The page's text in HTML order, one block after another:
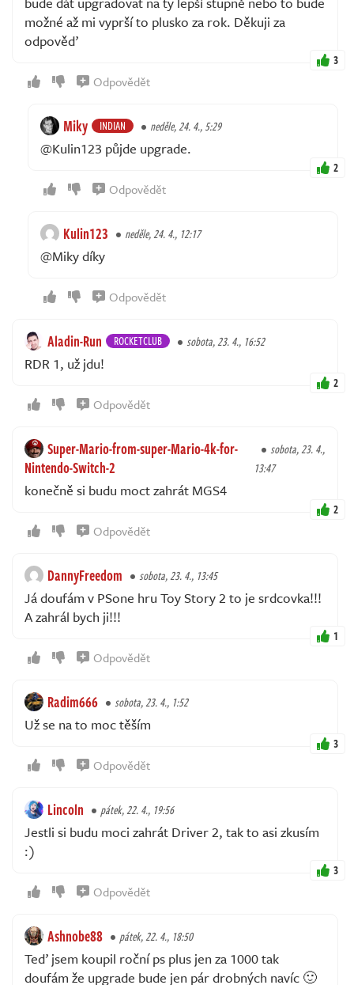
možné až mi vyprší to plusko za rok. Děkuji za
odpověď
3
Odpovědět
Miky INDIAN neděle, 24. 4., 5:29
@Kulin123 půjde upgrade.
2
Odpovědět
Kulin123 neděle, 24. 4., 12:17
@Miky díky
Odpovědět
Aladin-Run ROCKETCLUB sobota, 23. 4., 16:52
RDR 1, už jdu!
2
Odpovědět
Super-Mario-from-super-Mario-4k-for-
Nintendo-Switch-2
sobota, 23. 4.,
13:47
konečně si budu moct zahrát MGS4
2
Odpovědět
DannyFreedom sobota, 23. 4., 13:45
Já doufám v PSone hru Toy Story 2 to je srdcovka!!!
A zahrál bych ji!!!
1
Odpovědět
Radim666 sobota, 23. 4., 1:52
Už se na to moc těším
3
Odpovědět
Lincoln pátek, 22. 4., 19:56
Jestli si budu moci zahrát Driver 2, tak to asi zkusím
:)
3
Odpovědět
Ashnobe88 pátek, 22. 4., 18:50
Teď jsem koupil roční ps plus jen za 1000 tak
doufám že upgrade bude jen pár drobných navíc 🙂